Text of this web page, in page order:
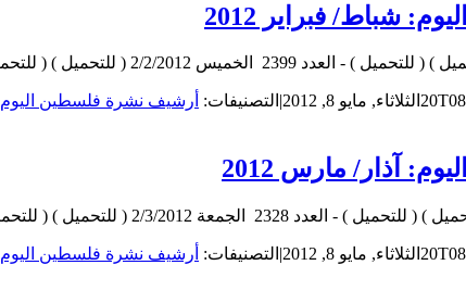
شباط/ فبراير 2012
الثلاثاء, مايو 8, 2012 | التصنيفات: أرشيف نشرة فلسطين اليوم
آذار/ مارس 2012
الثلاثاء, مايو 8, 2012 | التصنيفات: أرشيف نشرة فلسطين اليوم